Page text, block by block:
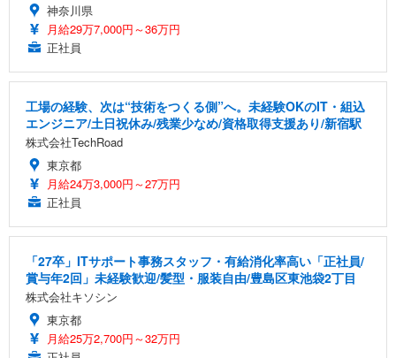
神奈川県
月給29万7,000円～36万円
正社員
工場の経験、次は“技術をつくる側”へ。未経験OKのIT・組込
エンジニア/土日祝休み/残業少なめ/資格取得支援あり/新宿駅
株式会社TechRoad
東京都
月給24万3,000円～27万円
正社員
「27卒」ITサポート事務スタッフ・有給消化率高い「正社員/
賞与年2回」未経験歓迎/髪型・服装自由/豊島区東池袋2丁目
株式会社キソシン
東京都
月給25万2,700円～32万円